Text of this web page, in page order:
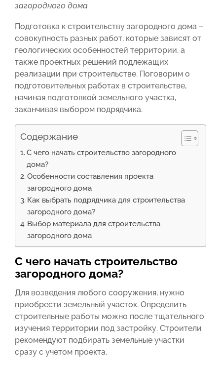
загородного дома
Подготовка к строительству загородного дома –
совокупность разных работ, которые зависят от
геологических особенностей территории, а
также проектных решений подлежащих
реализации при строительстве. Поговорим о
подготовительных работах в строительстве,
начиная подготовкой земельного участка,
заканчивая выбором подрядчика.
Содержание
С чего начать строительство загородного
дома?
Особенности составления проекта
загородного дома
Как выбрать подрядчика для строительства
загородного дома?
Выбор материала для строительства
загородного дома
С чего начать строительство
загородного дома?
Для возведения любого сооружения, нужно
приобрести земельный участок. Определить
строительные работы можно после тщательного
изучения территории под застройку. Строители
рекомендуют подбирать земельные участки
сразу с учетом проекта.